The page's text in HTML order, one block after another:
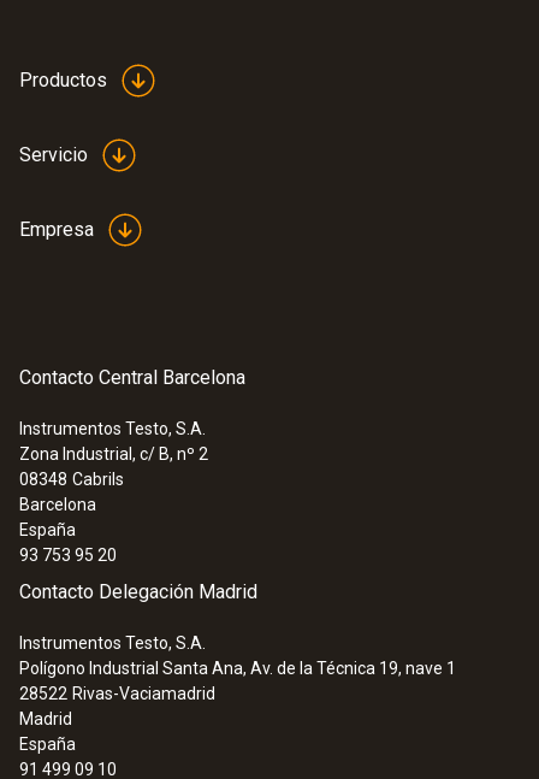
Productos
Servicio
Empresa
Contacto Central Barcelona
Instrumentos Testo, S.A.
Zona Industrial, c/ B, nº 2
08348 Cabrils
Barcelona
España
93 753 95 20
Contacto Delegación Madrid
Instrumentos Testo, S.A.
Polígono Industrial Santa Ana, Av. de la Técnica 19, nave 1
28522 Rivas-Vaciamadrid
Madrid
España
91 499 09 10